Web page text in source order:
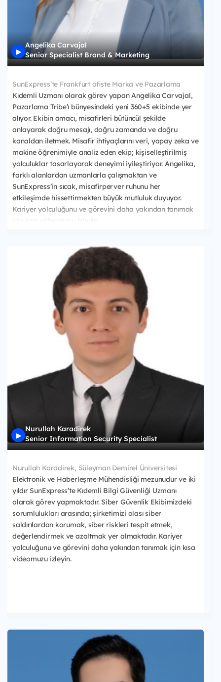
Angelika Carvajal
Senior Specialist Brand & Marketing
SunExpress’te Frankfurt ofiste Marka ve Pazarlama
Kıdemli Uzmanı olarak görev yapan Angelika Carvajal,
Pazarlama Tribe’ı bünyesindeki yeni 360+5 ekibinde yer
alıyor. Ekibin amacı, misafirleri bütüncül şekilde
anlayarak doğru mesajı, doğru zamanda ve doğru
kanaldan iletmek. Misafir ihtiyaçlarını veri, yapay zeka ve
makine öğrenimiyle analiz eden ekip; kişiselleştirilmiş
yolculuklar tasarlayarak deneyimi iyileştiriyor. Angelika,
farklı alanlardan uzmanlarla çalışmaktan ve
SunExpress’in sıcak, misafirperver ruhunu her
etkileşimde hissettirmekten büyük mutluluk duyuyor.
Kariyer yolculuğunu ve görevini daha yakından tanımak
için kısa videomuzu izleyin.
Nurullah Karadirek
Senior Information Security Specialist
Nurullah Karadirek, Süleyman Demirel Üniversitesi
Elektronik ve Haberleşme Mühendisliği mezunudur ve iki
yıldır SunExpress’te Kıdemli Bilgi Güvenliği Uzmanı
olarak görev yapmaktadır. Siber Güvenlik Ekibimizdeki
sorumlulukları arasında; şirketimizi olası siber
saldırılardan korumak, siber riskleri tespit etmek,
değerlendirmek ve azaltmak yer almaktadır. Kariyer
yolculuğunu ve görevini daha yakından tanımak için kısa
videomuzu izleyin.